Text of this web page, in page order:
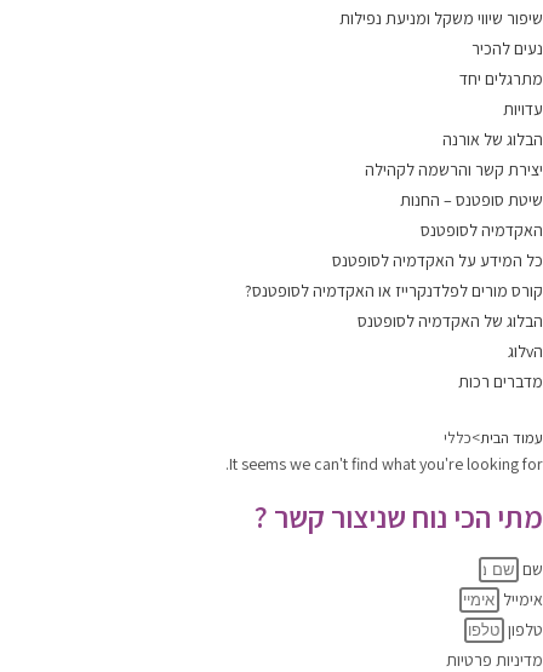
שיפור שיווי משקל ומניעת נפילות
נעים להכיר
מתרגלים יחד
עדויות
הבלוג של אורנה
יצירת קשר והרשמה לקהילה
שיטת סופטנס – החנות
האקדמיה לסופטנס
כל המידע על האקדמיה לסופטנס
קורס מורים לפלדנקרייז או האקדמיה לסופטנס?
הבלוג של האקדמיה לסופטנס
הvלוג
מדברים רכות
עמוד הבית>כללי
It seems we can't find what you're looking for.
מתי הכי נוח שניצור קשר ?
שם
אימייל
טלפון
מדיניות פרטיות